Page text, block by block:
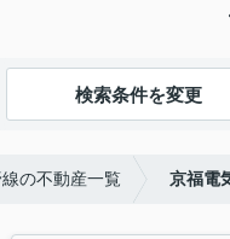
検索条件を変更
の不動産一覧 京福電